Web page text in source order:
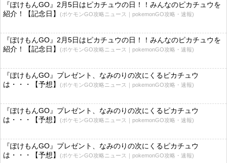
『ぽけもんGO』2月5日はピカチュウの日！！みんなのピカチュウを
紹介！【記念日】
(ポケモンGO攻略ニュース｜pokemonGO攻略・速報)
『ぽけもんGO』2月5日はピカチュウの日！！みんなのピカチュウを
紹介！【記念日】
(ポケモンGO攻略ニュース｜pokemonGO攻略・速報)
『ぽけもんGO』プレゼント、なみのりの次にくるピカチュウ
は・・・【予想】
(ポケモンGO攻略ニュース｜pokemonGO攻略・速報)
『ぽけもんGO』プレゼント、なみのりの次にくるピカチュウ
は・・・【予想】
(ポケモンGO攻略ニュース｜pokemonGO攻略・速報)
『ぽけもんGO』プレゼント、なみのりの次にくるピカチュウ
は・・・【予想】
(ポケモンGO攻略ニュース｜pokemonGO攻略・速報)